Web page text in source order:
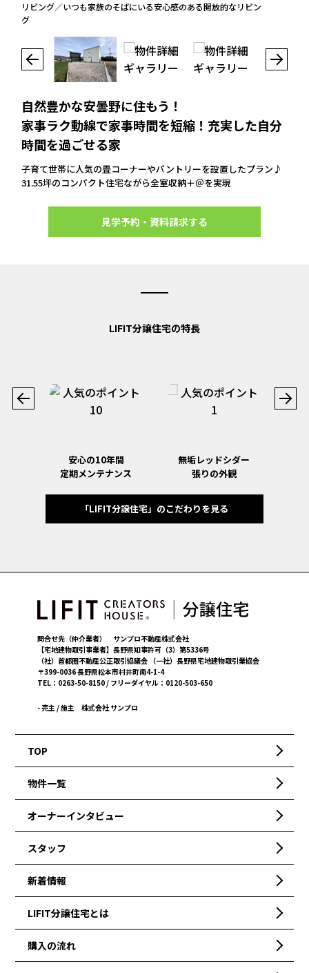
リビング／いつも家族のそばにいる安心感のある開放的なリビン
グ
自然豊かな安曇野に住もう！
家事ラク動線で家事時間を短縮！充実した自分
時間を過ごせる家
子育て世帯に人気の畳コーナーやパントリーを設置したプラン♪
31.55坪のコンパクト住宅ながら全室収納＋＠を実現
見学予約・資料請求する
LIFIT分譲住宅の特長
安心の10年間
定期メンテナンス
無垢レッドシダー
張りの外観
「LIFIT分譲住宅」のこだわりを見る
問合せ先（仲介業者） サンプロ不動産株式会社
【宅地建物取引事業者】長野県知事許可（3）第5336号
（社）首都圏不動産公正取引協議会 （一社）長野県宅地建物取引業協会
〒399-0036 長野県松本市村井町南4-1-4
TEL：0263-50-8150 / フリーダイヤル：0120-503-650
- 売主 / 施主 株式会社 サンプロ
TOP
物件一覧
オーナーインタビュー
スタッフ
新着情報
LIFIT分譲住宅とは
購入の流れ